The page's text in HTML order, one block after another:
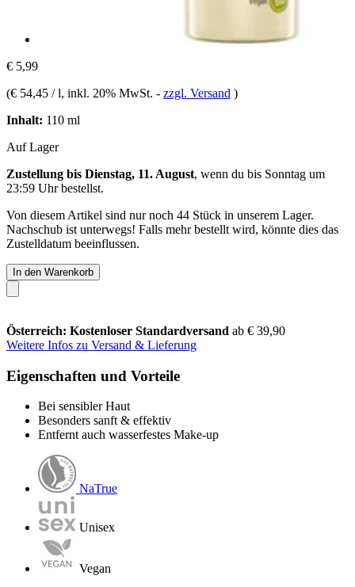
€ 5,99
(€ 54,45 / l, inkl. 20% MwSt. - zzgl. Versand )
Inhalt: 110 ml
Auf Lager
Zustellung bis Dienstag, 11. August, wenn du bis Sonntag um
23:59 Uhrbestellst.
Von diesem Artikel sind nur noch 44 Stück in unserem Lager.
Nachschub ist unterwegs! Falls mehr bestellt wird, könnte dies das
Zustelldatum beeinflussen.
In den Warenkorb
Österreich: Kostenloser Standardversand ab € 39,90
Weitere Infos zu Versand & Lieferung
Eigenschaften und Vorteile
Bei sensibler Haut
Besonders sanft & effektiv
Entfernt auch wasserfestes Make-up
NaTrue
Unisex
Vegan